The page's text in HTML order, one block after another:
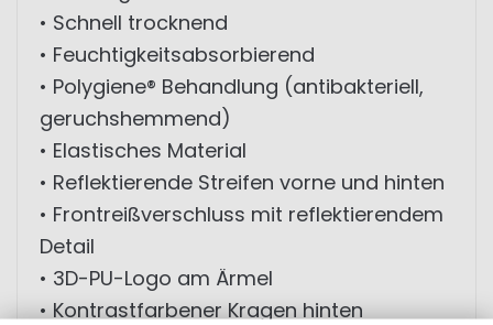
• Schnell trocknend
• Feuchtigkeitsabsorbierend
• Polygiene® Behandlung (antibakteriell,
geruchshemmend)
• Elastisches Material
• Reflektierende Streifen vorne und hinten
• Frontreißverschluss mit reflektierendem
Detail
• 3D-PU-Logo am Ärmel
• Kontrastfarbener Kragen hinten